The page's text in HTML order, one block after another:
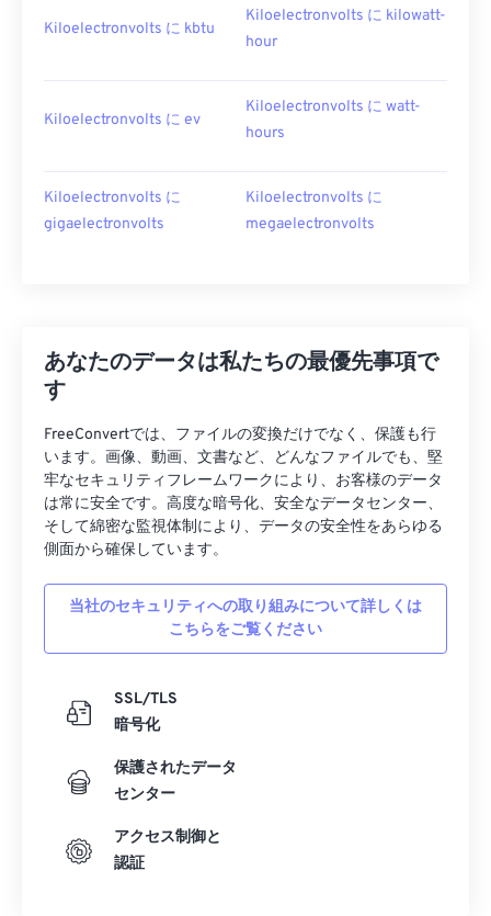
Kiloelectronvolts に kbtu
Kiloelectronvolts に kilowatt-
hour
Kiloelectronvolts に ev
Kiloelectronvolts に watt-
hours
Kiloelectronvolts に
gigaelectronvolts
Kiloelectronvolts に
megaelectronvolts
あなたのデータは私たちの最優先事項で
す
FreeConvertでは、ファイルの変換だけでなく、保護も行
います。画像、動画、文書など、どんなファイルでも、堅
牢なセキュリティフレームワークにより、お客様のデータ
は常に安全です。高度な暗号化、安全なデータセンター、
そして綿密な監視体制により、データの安全性をあらゆる
側面から確保しています。
当社のセキュリティへの取り組みについて詳しくは
こちらをご覧ください
SSL/TLS
暗号化
保護されたデータ
センター
アクセス制御と
認証